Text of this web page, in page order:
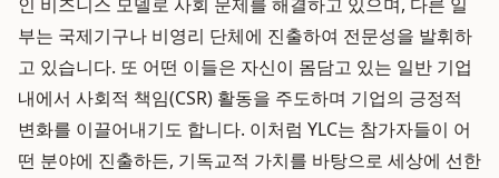
부는 국제기구나 비영리 단체에 진출하여 전문성을 발휘하
고 있습니다. 또 어떤 이들은 자신이 몸담고 있는 일반 기업
내에서 사회적 책임(CSR) 활동을 주도하며 기업의 긍정적
변화를 이끌어내기도 합니다. 이처럼 YLC는 참가자들이 어
떤 분야에 진출하든, 기독교적 가치를 바탕으로 세상에 선한